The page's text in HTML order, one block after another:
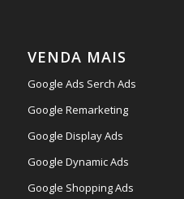
VENDA MAIS
Google Ads Serch Ads
Google Remarketing
Google Display Ads
Google Dynamic Ads
Google Shopping Ads